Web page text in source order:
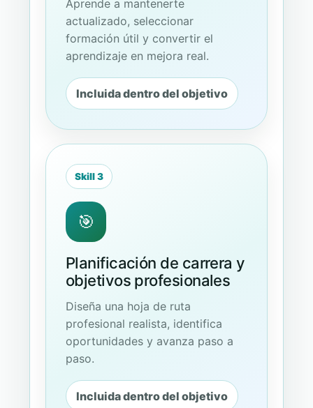
Aprende a mantenerte
actualizado, seleccionar
formación útil y convertir el
aprendizaje en mejora real.
Incluida dentro del objetivo
Skill 3
🎯
Planificación de carrera y
objetivos profesionales
Diseña una hoja de ruta
profesional realista, identifica
oportunidades y avanza paso a
paso.
Incluida dentro del objetivo